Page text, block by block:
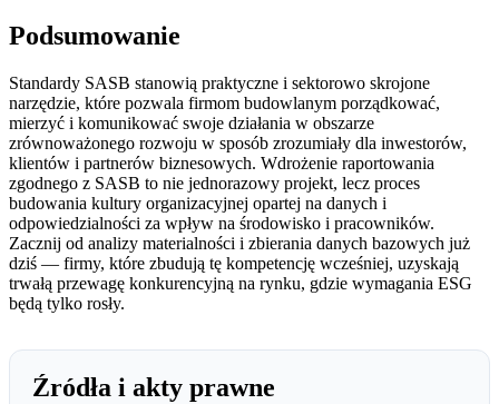
Podsumowanie
Standardy SASB stanowią praktyczne i sektorowo skrojone
narzędzie, które pozwala firmom budowlanym porządkować,
mierzyć i komunikować swoje działania w obszarze
zrównoważonego rozwoju w sposób zrozumiały dla inwestorów,
klientów i partnerów biznesowych. Wdrożenie raportowania
zgodnego z SASB to nie jednorazowy projekt, lecz proces
budowania kultury organizacyjnej opartej na danych i
odpowiedzialności za wpływ na środowisko i pracowników.
Zacznij od analizy materialności i zbierania danych bazowych już
dziś — firmy, które zbudują tę kompetencję wcześniej, uzyskają
trwałą przewagę konkurencyjną na rynku, gdzie wymagania ESG
będą tylko rosły.
Źródła i akty prawne